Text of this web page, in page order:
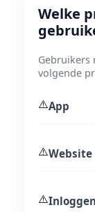
Welke
Gebruikers
volgende
⚠️App
⚠️Website
⚠️Inloggen